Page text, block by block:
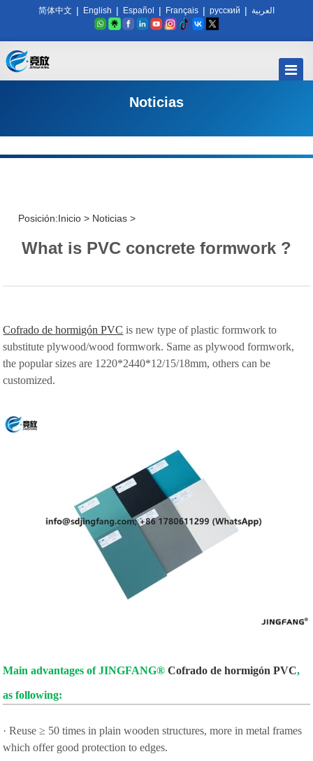
简体中文 | English | Español | Français | русский | العربية
Noticias
Posición:Inicio > Noticias >
What is PVC concrete formwork ?
Cofrado de hormigón PVC is new type of plastic formwork to
substitute plywood/wood formwork. Same as plywood formwork,
the popular sizes are 1220*2440*12/15/18mm, others can be
customized.
Main advantages of JINGFANG®Cofrado de hormigón PVC,
as following:
· Reuse ≥ 50 times in plain wooden structures, more in metal frames
which offer good protection to edges.